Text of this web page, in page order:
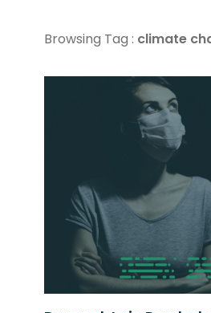
Browsing Tag : climate